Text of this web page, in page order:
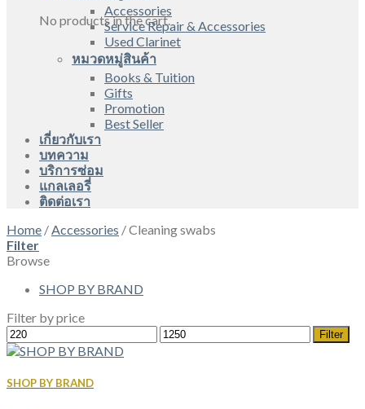
No products in the cart.
Accessories
Service Repair & Accessories
Used Clarinet
หมวดหมู่สินค้า
Books & Tuition
Gifts
Promotion
Best Seller
เกี่ยวกับเรา
บทความ
บริการซ่อม
แกลเลอรี่
ติดต่อเรา
Home /Accessories /Cleaning swabs
Filter
Browse
SHOP BY BRAND
Filter by price
Min
price
Max
price
Filter
SHOP BY BRAND